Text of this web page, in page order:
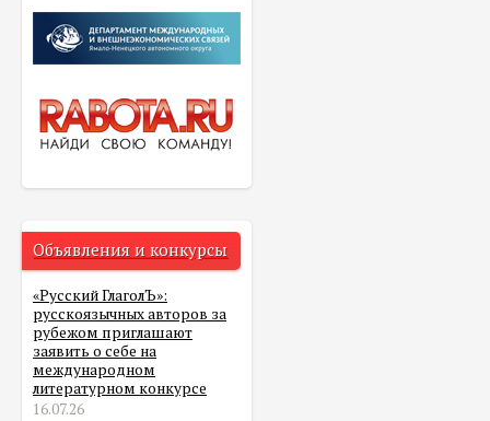
Объявления и конкурсы
«Русский ГлаголЪ»:
русскоязычных авторов за
рубежом приглашают
заявить о себе на
международном
литературном конкурсе
16.07.26